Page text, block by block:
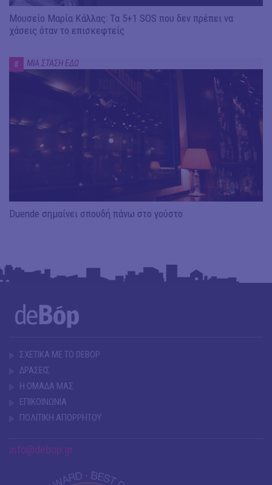
Μουσείο Μαρία Κάλλας: Τα 5+1 SOS που δεν πρέπει να
χάσεις όταν το επισκεφτείς
# ΜΙΑ ΣΤΑΣΗ ΕΔΩ
Duende σημαίνει σπουδή πάνω στο γούστο
ΣΧΕΤΙΚΑ ΜΕ ΤΟ DEBOP
ΔΡΑΣΕΙΣ
Η ΟΜΑΔΑ ΜΑΣ
ΕΠΙΚΟΙΝΩΝΙΑ
ΠΟΛΙΤΙΚΗ ΑΠΟΡΡΗΤΟΥ
info@debop.gr